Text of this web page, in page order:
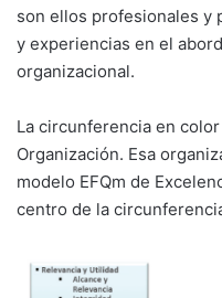
son ellos profesionales y
y experiencias en el
organizacional.
La circunferencia en
Organización. Esa
modelo EFQm de
centro de la